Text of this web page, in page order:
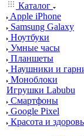
Каталог
Apple iPhone
Samsung Galaxy
Ноутбуки
Умные часы
Планшеты
Наушники и
Моноблоки
Игрушки Labubu
Смартфоны
Google Pixel
Красота и